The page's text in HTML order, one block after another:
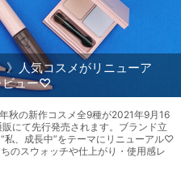
人気コスメがリニューア
ビュー♡
秋の新作コスメ全9種が2021年9月16
にて先行発売されます。ブランド立
私、成長中”をテーマにリニューアル♡
のスウォッチや仕上がり・使用感レ